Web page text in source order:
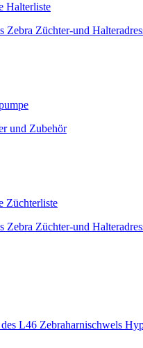
Halterliste
Zebra Züchter-und
und Zubehör
Züchterliste
Zebra Züchter-und
L46 Zebraharnischwels